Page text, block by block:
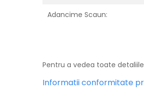
Adancime Scaun:
Pentru a vedea toate
Informatii conformitate